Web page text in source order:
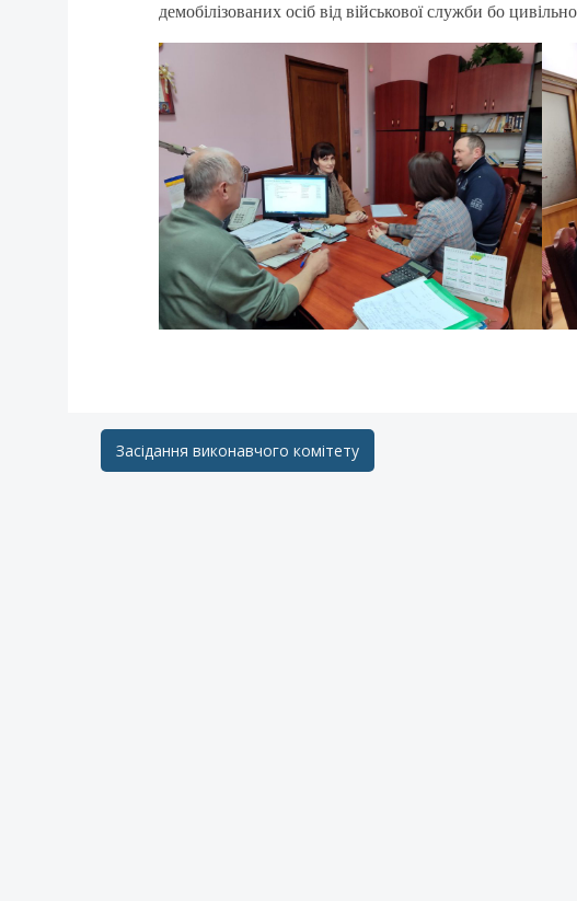
демобілізованих осіб від військової служби бо
PostЗасідання виконавчого комітету